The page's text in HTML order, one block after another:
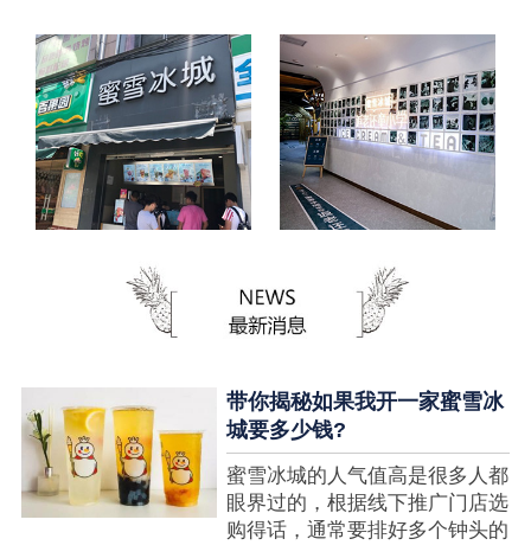
带你揭秘如果我开一家蜜雪冰
城要多少钱?
蜜雪冰城的人气值高是很多人都
眼界过的，根据线下推广门店选
购得话，通常要排好多个钟头的